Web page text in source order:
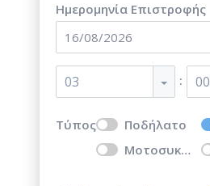
Ημερομηνία Επιστροφής
03 : 00
Τύπος Ποδήλατο
Μοτοσυκλέτα